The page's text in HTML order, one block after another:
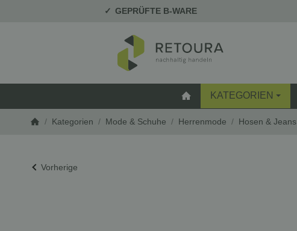
GEPRÜFTE B-WARE
STARTSEITE
KATEGORIEN
/ Kategorien / Mode & Schuhe / Herrenmode / Hosen & Jeans
Vorherige